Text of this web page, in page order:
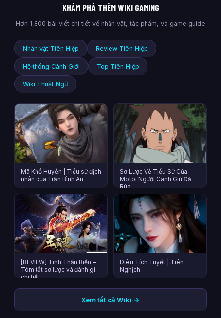
KHÁM PHÁ THÊM WIKI GAMING
Hơn 1,800 bài viết chi tiết về nhân vật, tác phẩm, và game guide
Nhân vật Tiên Hiệp Review Tiên Hiệp
Hệ thống Cảnh Giới Top Tiên Hiệp
Wiki Thuật Ngữ
Mã Khổ Huyền | Tiểu sử địch
nhân của Trần Bình An
Sơ Lược Về Tiểu Sử Của
Motoi Người Canh Giữ Đảo
Rùa
[REVIEW] Tinh Thần Biến –
Tóm tắt sơ lược và đánh giá
chi tiết
Diêu Tích Tuyết | Tiên
Nghịch
Xem tất cả Wiki →